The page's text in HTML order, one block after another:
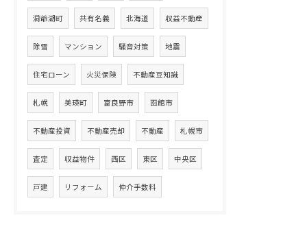
洞爺湖町 共有名義 北海道 収益不動産
除雪 マンション 騒音対策 地震
住宅ローン 火災保険 不動産豆知識
札幌 美瑛町 富良野市 函館市
不動産投資 不動産売却 不動産 札幌市
査定 収益物件 西区 東区 中央区
戸建 リフォーム 仲介手数料